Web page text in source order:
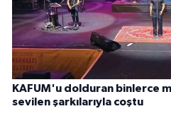
KAFUM'u dolduran binlerce
sevilen şarkılarıyla coştu